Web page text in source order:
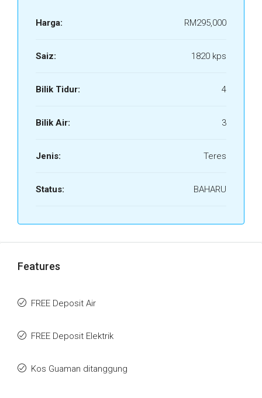
Harga: RM295,000
Saiz: 1820 kps
Bilik Tidur: 4
Bilik Air: 3
Jenis: Teres
Status: BAHARU
Features
FREE Deposit Air
FREE Deposit Elektrik
Kos Guaman ditanggung